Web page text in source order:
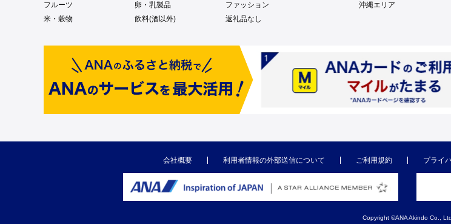
フルーツ
卵・乳製品
ファッション
米・穀物
飲料(酒以外) 返礼品なし
沖縄エリア
会社概要 利用者情報の外部送信について ご利用規約 プライ
Copyright ©ANA Akindo Co., Ltd